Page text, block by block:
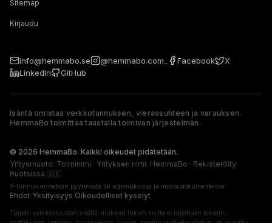
Sitemap
Kirjaudu
info@hemmabo.se @hemmabo.com_ Facebook
X
LinkedIn
GitHub
Isäntä omistaa verkkotunnuksen, vierassuhteen ja varauksen.
HemmaBo toimittaa taustalla toimivan järjestelmän.
© 2026 HemmaBo. Kaikki oikeudet pidätetään.
Yritysmuoto: Toiminimi · Yrityksen nimi: HemmaBo · Rekisteröity
Ruotsissa 🇸🇪
Y-tunnus annetaan pyynnöstä tai sopimuksissa ja maksudokumenteissa.
Ehdot·Yksityisyys·Oikeudelliset kyselyt
Tämän verkkosivuston sisältö, mukaan lukien mutta ei rajoittuen tekstiin,